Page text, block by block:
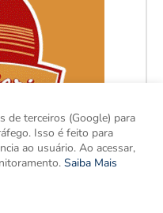
de terceiros (Google) para
Isso é feito para
ao usuário. Ao acessar,
Saiba Mais